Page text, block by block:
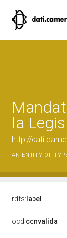
la
http://
AN ENTITY OF
rdfs: label
ocd:convalida